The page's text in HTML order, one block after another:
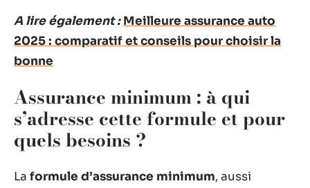
A lire également : Meilleure assurance auto
2025 : comparatif et conseils pour choisir la
bonne
Assurance minimum : à qui
s’adresse cette formule et pour
quels besoins ?
La formule d’assurance minimum, aussi